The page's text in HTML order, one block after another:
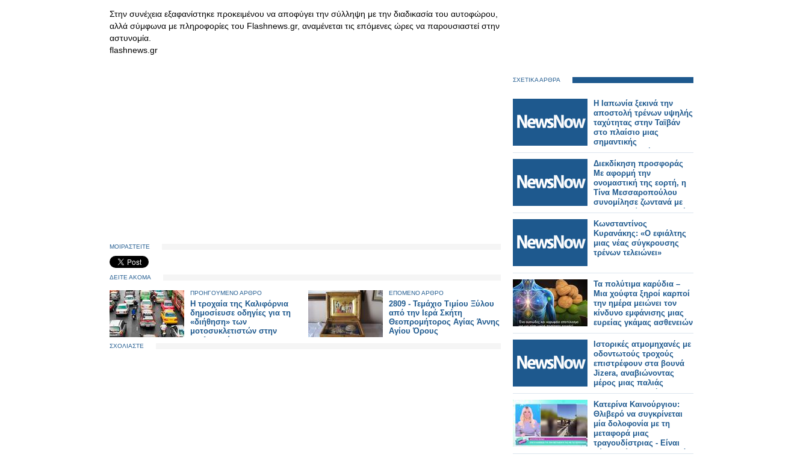
Στην συνέχεια εξαφανίστηκε προκειμένου να αποφύγει την σύλληψη με την διαδικασία του αυτοφώρου,
αλλά σύμφωνα με πληροφορίες του Flashnews.gr, αναμένεται τις επόμενες ώρες να παρουσιαστεί στην
αστυνομία.
flashnews.gr
ΜΟΙΡΑΣΤΕΙΤΕ
ΔΕΙΤΕ ΑΚΟΜΑ
ΠΡΟΗΓΟΥΜΕΝΟ ΑΡΘΡΟ
Η τροχαία της Καλιφόρνια
δημοσίευσε οδηγίες για τη
«διήθηση» των
μοτοσυκλετιστών στην
κυκλοφορία
ΕΠΟΜΕΝΟ ΑΡΘΡΟ
2809 - Τεμάχιο Τιμίου Ξύλου
από την Ιερά Σκήτη
Θεοπρομήτορος Αγίας Άννης
Αγίου Όρους
ΣΧΟΛΙΑΣΤΕ
ΣΧΕΤΙΚΑ ΑΡΘΡΑ
Η Ιαπωνία ξεκινά την
αποστολή τρένων υψηλής
ταχύτητας στην Ταϊβάν
στο πλαίσιο μιας
σημαντικής
σιδηροδρομικής
παραγγελίας.
Διεκδίκηση προσφοράς
Με αφορμή την
ονομαστική της εορτή, η
Τίνα Μεσσαροπούλου
συνομίλησε ζωντανά με
την Σταματίνα Τσιμτσιλή
και την τηλεοπτική της
παρέα το πρωινό της
Πέμπτης στο Happy Day
του Alpha. Κι αυτό, μιας
και αμέσως μετά τις ευχές
βρίσκονταν μπροστά και
πίσω από τις κά
Κωνσταντίνος
Κυρανάκης: «Ο εφιάλτης
μιας νέας σύγκρουσης
τρένων τελειώνει»
Τα πολύτιμα καρύδια –
Μια χούφτα ξηροί καρποί
την ημέρα μειώνει τον
κίνδυνο εμφάνισης μιας
ευρείας γκάμας ασθενειών
Ιστορικές ατμομηχανές με
οδοντωτούς τροχούς
επιστρέφουν στα βουνά
Jizera, αναβιώνοντας
μέρος μιας παλιάς
Αυστρο-Πρωσικής
διαδρομής από το 1902
Κατερίνα Καινούργιου:
Θλιβερό να συγκρίνεται
μία δολοφονία με τη
μεταφορά μιας
τραγουδίστριας - Eίναι
δύο τελείως διαφορετικά